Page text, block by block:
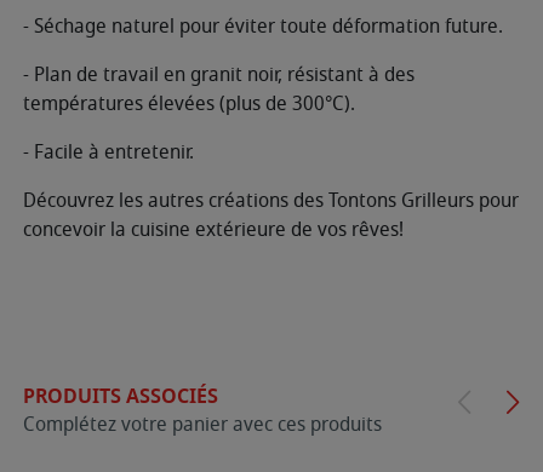
- Séchage naturel pour éviter toute déformation future.
- Plan de travail en granit noir, résistant à des
températures élevées (plus de 300°C).
- Facile à entretenir.
Découvrez les autres créations des Tontons Grilleurs pour
concevoir la cuisine extérieure de vos rêves!
PRODUITS ASSOCIÉS
Complétez votre panier avec ces produits